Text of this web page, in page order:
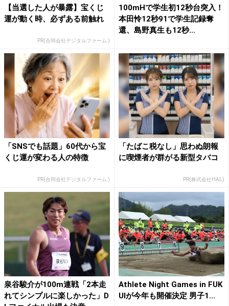
【当選した人が暴露】宝くじ
運が動く時、必ずある前触れ
PR(合同会社デジタルファーム )
100mHで学生初12秒台突入！
本田怜12秒91で学生記録奪
還、島野真生も12秒...
「SNSでも話題」60代から宝
くじ運が変わる人の特徴
PR(合同会社デジタルファーム )
「たばこ税なし」思わぬ朗報
に喫煙者が群がる新型タバコ
PR(株式会社HAL)
泉谷駿介が100m連戦「2本走
れてシンプルに楽しかった」D
Athlete Night Games in FUK
UIが今年も開催決定 男子1...